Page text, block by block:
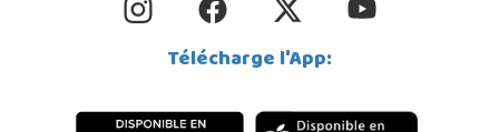
Télécharge l'App: